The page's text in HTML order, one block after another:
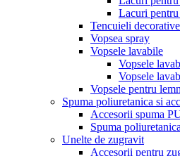
Lacuri pentru
Tencuieli decorative
Vopsea spray
Vopsele lavabile
Vopsele
Vopsele
Vopsele pentru
Spuma poliuretanica si
Accesorii spuma
Spuma poliuretanica
Unelte de zugravit
Accesorii pentru